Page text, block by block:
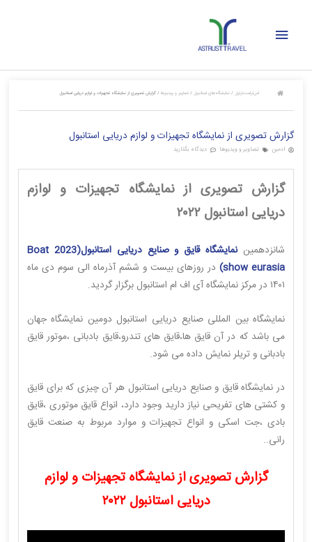
فهرست
آس‌تراست‌تراول / نمایشگاه‌های استانبول / تصاویر و ویدیوها/ گزارش تصویری از نمایشگاه تجهیزات و لوازم دریایی استانبول
گزارش تصویری از نمایشگاه تجهیزات و لوازم دریایی استانبول
ادمین تصاویر و ویدیوها دیدگاه بگذارید
گزارش تصویری از نمایشگاه تجهیزات و لوازم
دریایی استانبول ۲۰۲۲
شانزدهمین
نمایشگاه قایق و صنایع دریایی استانبول(2023 Boat
show eurasia) در روزهای بیست و ششم آذرماه الی سوم دی ماه
۱۴۰۱ در مرکز نمایشگاه آی اف ام استانبول برگزار گردید.
نمایشگاه بین المللی صنایع دریایی استانبول دومین نمایشگاه جهان
می باشد که در آن قایق ها،قایق های تندرو،قایق بادبانی ،موتور قایق
بادبانی و تریلر نمایش داده می شود.
در نمایشگاه قایق و صنایع دریایی استانبول هر آن چیزی که برای قایق
و کشتی های تفریحی نیاز دارید وجود دارد، انواع قایق موتوری ،قایق
بادی ،جت اسکی و انواع تجهیزات و موارد مربوط به صنعت قایق
رانی..
گزارش تصویری از نمایشگاه تجهیزات و لوازم
دریایی استانبول ۲۰۲۲